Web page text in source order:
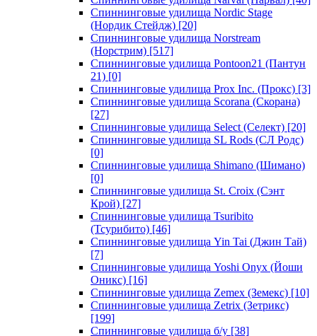
Спиннинговые удилища Nordic Stage
(Нордик Стейдж) [20]
Спиннинговые удилища Norstream
(Норстрим) [517]
Спиннинговые удилища Pontoon21 (Пантун
21) [0]
Спиннинговые удилища Prox Inc. (Прокс) [3]
Спиннинговые удилища Scorana (Скорана)
[27]
Спиннинговые удилища Select (Селект) [20]
Спиннинговые удилища SL Rods (СЛ Родс)
[0]
Спиннинговые удилища Shimano (Шимано)
[0]
Спиннинговые удилища St. Croix (Сэнт
Крой) [27]
Спиннинговые удилища Tsuribito
(Тсурибито) [46]
Спиннинговые удилища Yin Tai (Джин Тай)
[7]
Спиннинговые удилища Yoshi Onyx (Йоши
Оникс) [16]
Спиннинговые удилища Zemex (Земекс) [10]
Спиннинговые удилища Zetrix (Зетрикс)
[199]
Спиннинговые удилища б/у [38]